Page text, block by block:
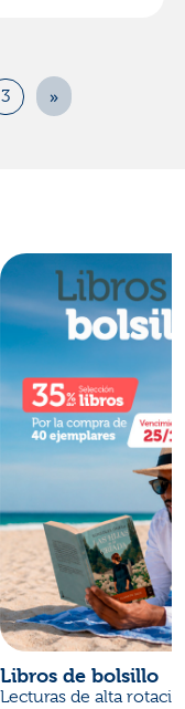
3 »
Libros de bolsillo
Lecturas de alta